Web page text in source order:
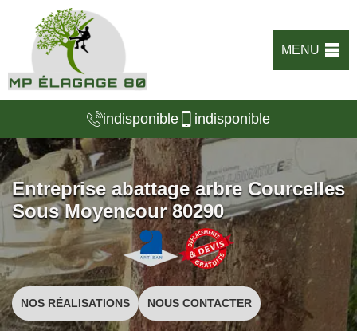
MENU
indisponible indisponible
Entreprise abattage arbre Courcelles
Sous Moyencour 80290
NOS RÉALISATIONS NOUS CONTACTER